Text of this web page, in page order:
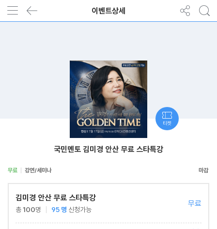
이벤트상세
국민멘토 김미경 안산 무료 스타특강
무료 강연/세미나
김미경 안산 무료 스타특강
총100명 95 명 신청가능
무료
티켓